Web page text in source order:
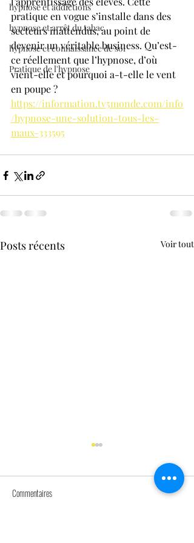
hypnose et addictions
hypnose et arrêt du tabac
hypnose et connaissance de soi
Pratique de l'hypnose
pratique en vogue s’installe dans des
secteurs inattendus, au point de
devenir un véritable business. Qu’est-
ce réellement que l’hypnose, d’où
vient-elle et pourquoi a-t-elle le vent
en poupe ?
https://information.tv5monde.com/info
/hypnose-une-solution-tous-les-
maux-333595
Posts récents Voir tout
Commentaires